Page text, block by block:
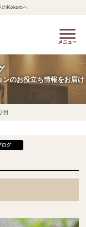
のKokoroへ
のお役立ち情報をお届け
目
ログ